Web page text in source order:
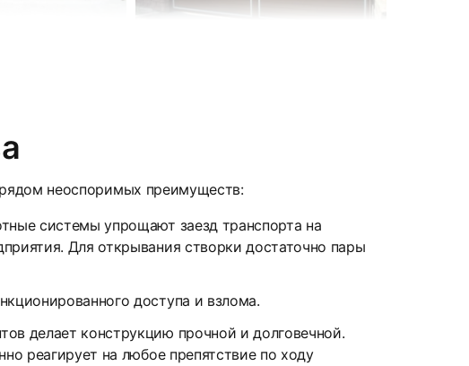
неоспоримых преимуществ:
системы упрощают заезд транспорта на
Для открывания створки достаточно пары
доступа и взлома.
делает конструкцию прочной и долговечной.
реагирует на любое препятствие по ходу